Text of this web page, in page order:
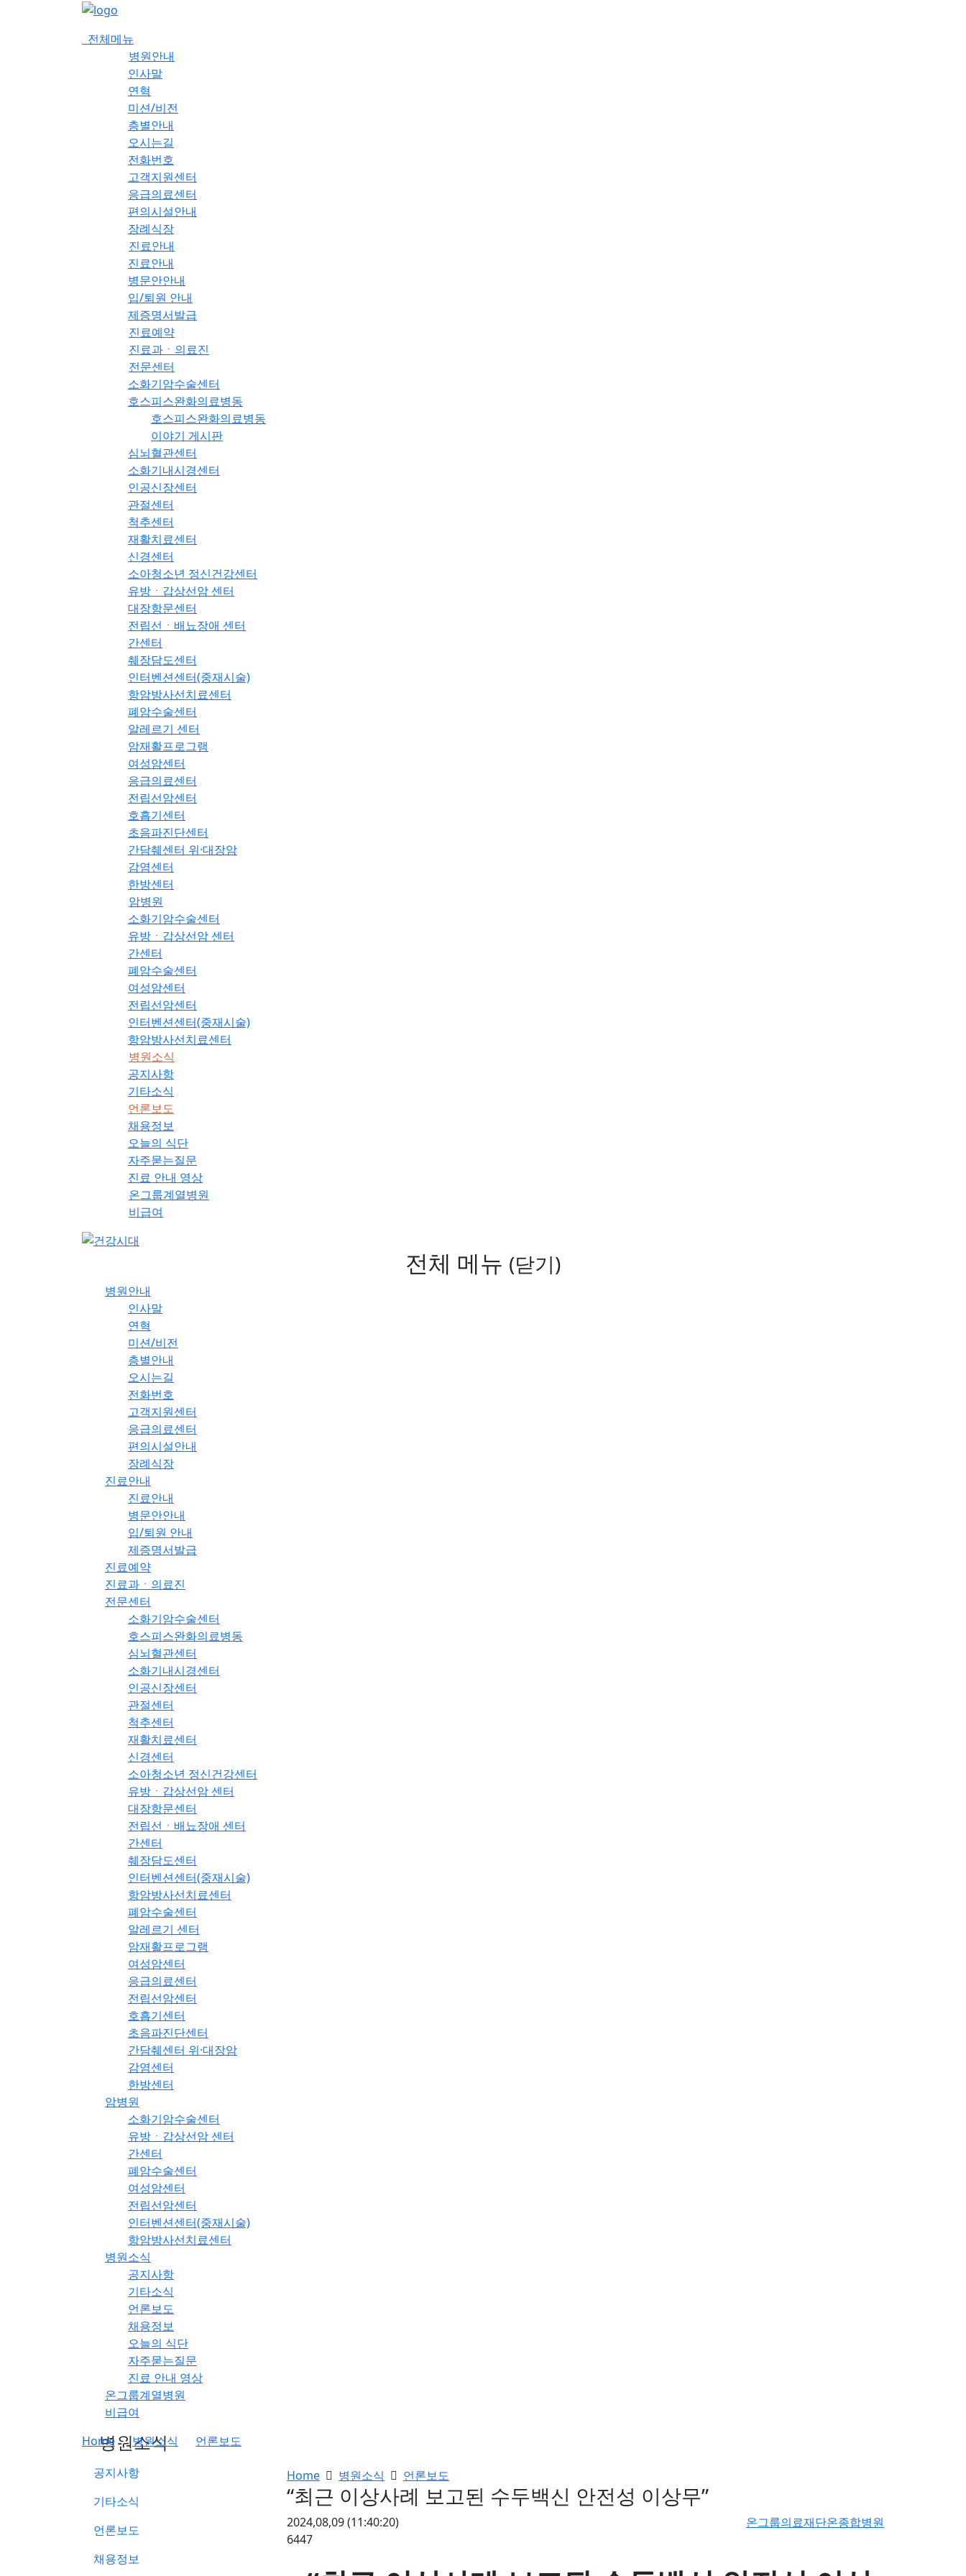
전체메뉴
병원안내
인사말
연혁
미션/비전
층별안내
오시는길
전화번호
고객지원센터
응급의료센터
편의시설안내
장례식장
진료안내
진료안내
병문안안내
입/퇴원 안내
제증명서발급
진료예약
진료과ㆍ의료진
전문센터
소화기암수술센터
호스피스완화의료병동
호스피스완화의료병동
이야기 게시판
심뇌혈관센터
소화기내시경센터
인공신장센터
관절센터
척추센터
재활치료센터
신경센터
소아청소년 정신건강센터
유방ㆍ갑상선암 센터
대장항문센터
전립선ㆍ배뇨장애 센터
간센터
췌장담도센터
인터벤션센터(중재시술)
항암방사선치료센터
폐암수술센터
알레르기 센터
암재활프로그램
여성암센터
응급의료센터
전립선암센터
호흡기센터
초음파진단센터
간담췌센터 위·대장암
감염센터
한방센터
암병원
소화기암수술센터
유방ㆍ갑상선암 센터
간센터
폐암수술센터
여성암센터
전립선암센터
인터벤션센터(중재시술)
항암방사선치료센터
병원소식
공지사항
기타소식
언론보도
채용정보
오늘의 식단
자주묻는질문
진료 안내 영상
온그룹계열병원
비급여
전체 메뉴 (닫기)
병원안내
인사말
연혁
미션/비전
층별안내
오시는길
전화번호
고객지원센터
응급의료센터
편의시설안내
장례식장
진료안내
진료안내
병문안안내
입/퇴원 안내
제증명서발급
진료예약
진료과ㆍ의료진
전문센터
소화기암수술센터
호스피스완화의료병동
심뇌혈관센터
소화기내시경센터
인공신장센터
관절센터
척추센터
재활치료센터
신경센터
소아청소년 정신건강센터
유방ㆍ갑상선암 센터
대장항문센터
전립선ㆍ배뇨장애 센터
간센터
췌장담도센터
인터벤션센터(중재시술)
항암방사선치료센터
폐암수술센터
알레르기 센터
암재활프로그램
여성암센터
응급의료센터
전립선암센터
호흡기센터
초음파진단센터
간담췌센터 위·대장암
감염센터
한방센터
암병원
소화기암수술센터
유방ㆍ갑상선암 센터
간센터
폐암수술센터
여성암센터
전립선암센터
인터벤션센터(중재시술)
항암방사선치료센터
병원소식
공지사항
기타소식
언론보도
채용정보
오늘의 식단
자주묻는질문
진료 안내 영상
온그룹계열병원
비급여
Home
병원소식 언론보도
Home 병원소식 언론보도
“최근 이상사례 보고된 수두백신 안전성 이상무”
온그룹의료재단온종합병원
2024,08,09(11:40:20)
6447
병원소식
공지사항
기타소식
언론보도
채용정보